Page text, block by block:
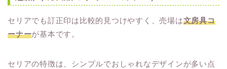
セリアでも訂正印は比較的見つけやすく、売場は文房具コ
ーナーが基本です。
セリアの特徴は、シンプルでおしゃれなデザインが多い点